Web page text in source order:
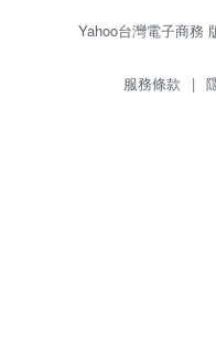
Yahoo台灣電子商務
服務條款 |